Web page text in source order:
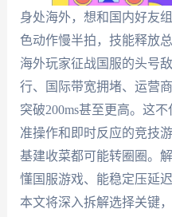
身处海外，想和国内好友
色动作慢半拍，技能释放
海外玩家征战国服的头号
行、国际带宽拥堵、运营
突破200ms甚至更高。这
准操作和即时反应的竞技
基建收菜都可能转圈圈。
懂国服游戏、能稳定压延
本文将深入拆解选择关键